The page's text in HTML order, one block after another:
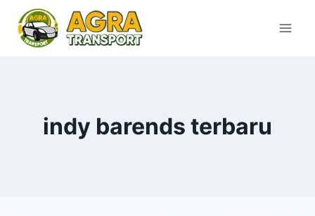
content
indy barends terbaru